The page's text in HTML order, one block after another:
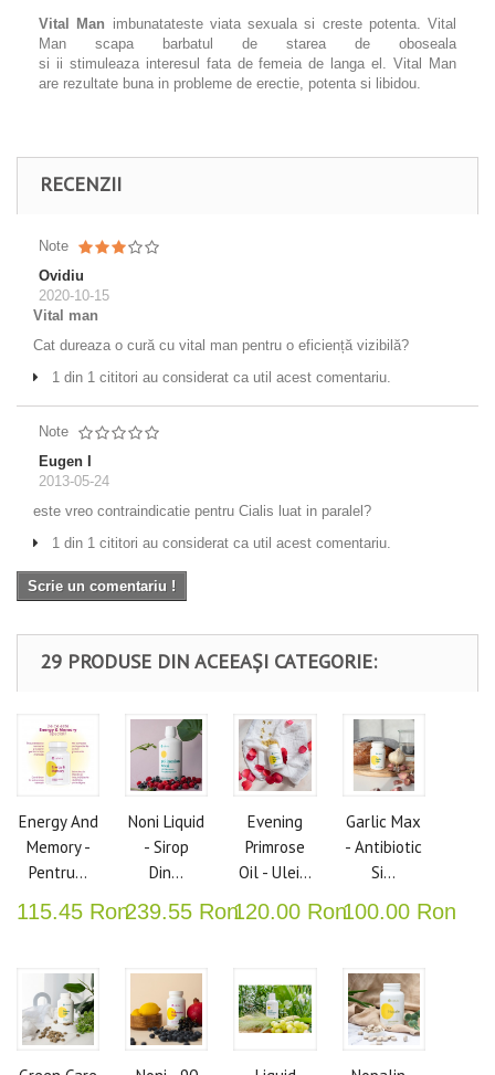
Vital Man imbunatateste viata sexuala si creste potenta. Vital
Man scapa barbatul de starea de oboseala
si ii stimuleaza interesul fata de femeia de langa el. Vital Man
are rezultate buna in probleme de erectie, potenta si libidou.
RECENZII
Note
Ovidiu
2020-10-15
Vital man
Cat dureaza o cură cu vital man pentru o eficiență vizibilă?
1 din 1 cititori au considerat ca util acest comentariu.
Note
Eugen I
2013-05-24
este vreo contraindicatie pentru Cialis luat in paralel?
1 din 1 cititori au considerat ca util acest comentariu.
Scrie un comentariu !
29 PRODUSE DIN ACEEAȘI CATEGORIE:
Energy And
Memory -
Pentru...
115.45 Ron
Noni Liquid
- Sirop
Din...
239.55 Ron
Evening
Primrose
Oil - Ulei...
120.00 Ron
Garlic Max
- Antibiotic
Si...
100.00 Ron